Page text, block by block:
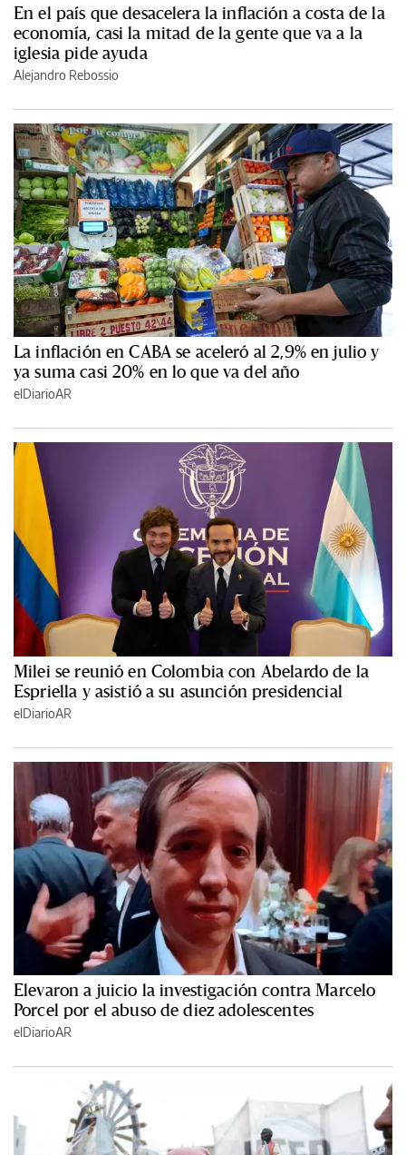
En el país que desacelera la inflación a costa de la
economía, casi la mitad de la gente que va a la
iglesia pide ayuda
Alejandro Rebossio
La inflación en CABA se aceleró al 2,9% en julio y
ya suma casi 20% en lo que va del año
elDiarioAR
Milei se reunió en Colombia con Abelardo de la
Espriella y asistió a su asunción presidencial
elDiarioAR
Elevaron a juicio la investigación contra Marcelo
Porcel por el abuso de diez adolescentes
elDiarioAR